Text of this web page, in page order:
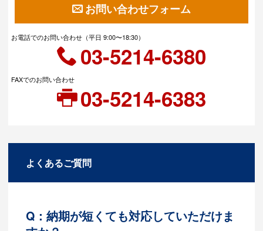
お問い合わせフォーム
お電話でのお問い合わせ（平日 9:00〜18:30）
03-5214-6380
FAXでのお問い合わせ
03-5214-6383
よくあるご質問
Q：納期が短くても対応していただけま